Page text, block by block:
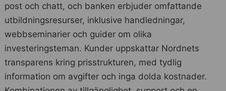
post och chatt, och banken erbjuder omfattande
utbildningsresurser, inklusive handledningar,
webbseminarier och guider om olika
investeringsteman. Kunder uppskattar Nordnets
transparens kring prisstrukturen, med tydlig
information om avgifter och inga dolda kostnader.